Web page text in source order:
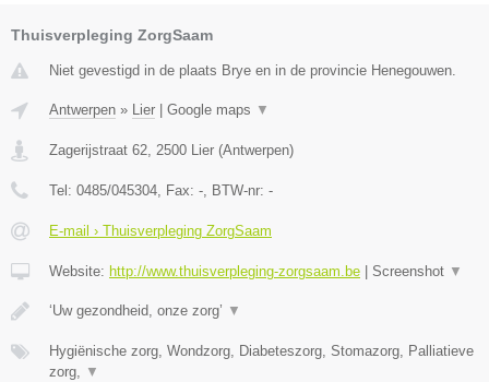
Thuisverpleging ZorgSaam
Niet gevestigd in de plaats Brye en in de provincie Henegouwen.
Antwerpen » Lier Google maps ▼
Zagerijstraat 62, 2500 Lier (Antwerpen)
Tel: 0485/045304, Fax: -, BTW-nr: -
E-mail › Thuisverpleging ZorgSaam
Website: http://www.thuisverpleging-zorgsaam.be Screenshot ▼
‘Uw gezondheid, onze zorg’ ▼
Hygiënische zorg, Wondzorg, Diabeteszorg, Stomazorg, Palliatieve
zorg, ▼